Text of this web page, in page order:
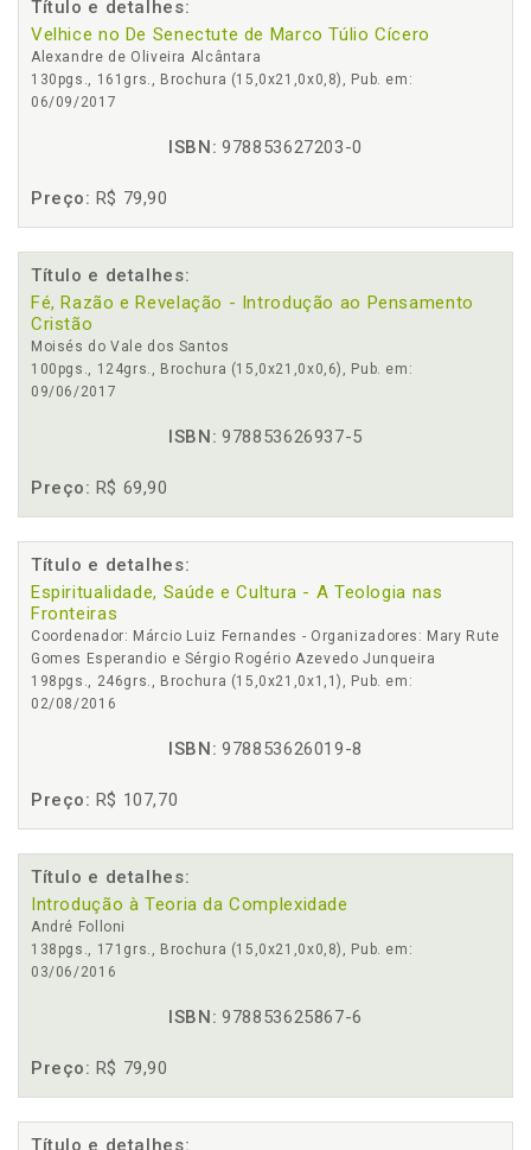
Título e detalhes:
Velhice no De Senectute de Marco Túlio Cícero
Alexandre de Oliveira Alcântara
130pgs., 161grs., Brochura (15,0x21,0x0,8), Pub. em:
06/09/2017
ISBN: 978853627203-0
Preço: R$ 79,90
Título e detalhes:
Fé, Razão e Revelação - Introdução ao Pensamento
Cristão
Moisés do Vale dos Santos
100pgs., 124grs., Brochura (15,0x21,0x0,6), Pub. em:
09/06/2017
ISBN: 978853626937-5
Preço: R$ 69,90
Título e detalhes:
Espiritualidade, Saúde e Cultura - A Teologia nas
Fronteiras
Coordenador: Márcio Luiz Fernandes - Organizadores: Mary Rute
Gomes Esperandio e Sérgio Rogério Azevedo Junqueira
198pgs., 246grs., Brochura (15,0x21,0x1,1), Pub. em:
02/08/2016
ISBN: 978853626019-8
Preço: R$ 107,70
Título e detalhes:
Introdução à Teoria da Complexidade
André Folloni
138pgs., 171grs., Brochura (15,0x21,0x0,8), Pub. em:
03/06/2016
ISBN: 978853625867-6
Preço: R$ 79,90
Título e detalhes: